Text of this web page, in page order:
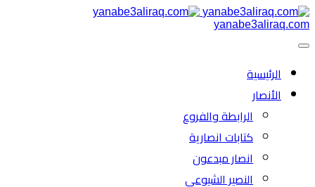
yanabe3aliraq.com
الرئیسية
الأنصار
الرابطة والفروع
كتابات انصارية
انصار مبدعون
النصیر الشیوعي